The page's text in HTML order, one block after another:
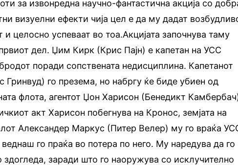
за извонредна научно-фантастична акција со
визуелни ефекти чија цел е да му дадат
и целосно успеваат во тоа.Акцијата започнува таму
дел. Џим Кирк (Крис Пајн) е капетан на УСС
поради сопствената недисциплина. Капетанот
Гринвуд) го презема, но набргу ќе биде убиен од
флота, агентот Џон Харисон (Бенедикт
акт Харисон побегнува на Кронос, земјата на
Александер Маркус (Питер Велер) му го враќа
веднаш го праќа во потера по него. Му наредува да го
заради што го наоружува со исклучително